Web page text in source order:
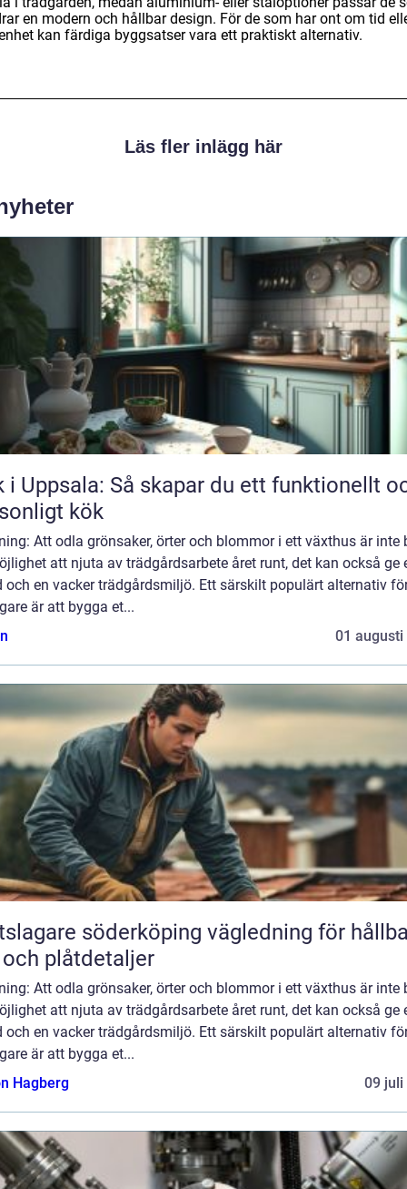
en modern och hållbar design. För de som har ont om tid
kan färdiga byggsatser vara ett praktiskt alternativ.
Läs fler inlägg här
i Uppsala: Så skapar du ett funktionellt
kök
Att odla grönsaker, örter och blommor i ett växthus är inte
att njuta av trädgårdsarbete året runt, det kan också ge
och en vacker trädgårdsmiljö. Ett särskilt populärt alternativ
är att bygga et...
01 augusti
söderköping vägledning för hållbara
plåtdetaljer
Att odla grönsaker, örter och blommor i ett växthus är inte
att njuta av trädgårdsarbete året runt, det kan också ge
och en vacker trädgårdsmiljö. Ett särskilt populärt alternativ
är att bygga et...
Hagberg
09 juli